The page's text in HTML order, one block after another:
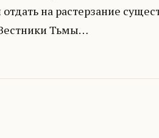
отдать на растерзание
Тьмы…